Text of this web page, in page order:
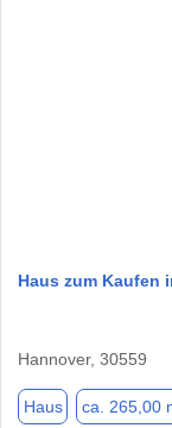
Haus zum Kaufen
Hannover, 30559
Haus ca. 265,00